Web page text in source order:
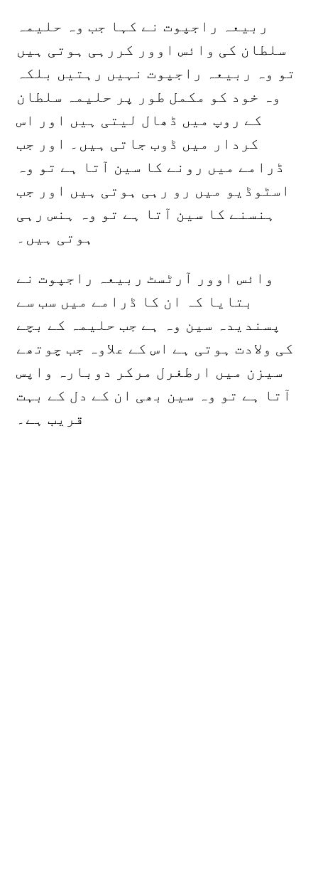
ربیعہ راجپوت نے کہا جب وہ حلیمہ
سلطان کی وائس اوور کررہی ہوتی ہیں
تو وہ ربیعہ راجپوت نہیں رہتیں بلکہ
وہ خود کو مکمل طور پر حلیمہ سلطان
کے روپ میں ڈھال لیتی ہیں اور اس
کردار میں ڈوب جاتی ہیں۔ اور جب
ڈرامے میں رونے کا سین آتا ہے تو وہ
اسٹوڈیو میں رو رہی ہوتی ہیں اور جب
ہنسنے کا سین آتا ہے تو وہ ہنس رہی
ہوتی ہیں۔
وائس اوور آرٹسٹ ربیعہ راجپوت نے
بتایا کہ ان کا ڈرامے میں سب سے
پسندیدہ سین وہ ہے جب حلیمہ کے بچے
کی ولادت ہوتی ہے اس کے علاوہ جب چوتھے
سیزن میں ارطغرل مرکر دوبارہ واپس
آتا ہے تو وہ سین بھی ان کے دل کے بہت
قریب ہے۔